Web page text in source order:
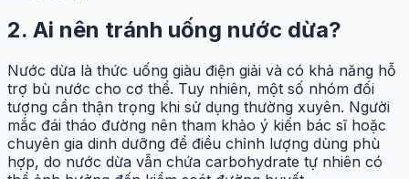
2. Ai nên tránh uống nước dừa?
Nước dừa là thức uống giàu điện giải và có khả năng hỗ
trợ bù nước cho cơ thể. Tuy nhiên, một số nhóm đối
tượng cần thận trọng khi sử dụng thường xuyên. Người
mắc đái tháo đường nên tham khảo ý kiến bác sĩ hoặc
chuyên gia dinh dưỡng để điều chỉnh lượng dùng phù
hợp, do nước dừa vẫn chứa carbohydrate tự nhiên có